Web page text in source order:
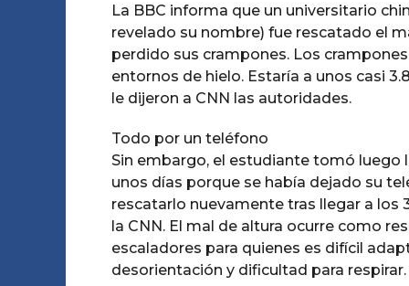
La BBC informa que un universitario
revelado su nombre) fue rescatado el
perdido sus crampones. Los
entornos de hielo. Estaría a unos casi
le dijeron a CNN las autoridades.
Todo por un teléfono
Sin embargo, el estudiante tomó luego
unos días porque se había dejado su
rescatarlo nuevamente tras llegar a los
la CNN. El mal de altura ocurre como
escaladores para quienes es difícil
desorientación y dificultad para respirar.